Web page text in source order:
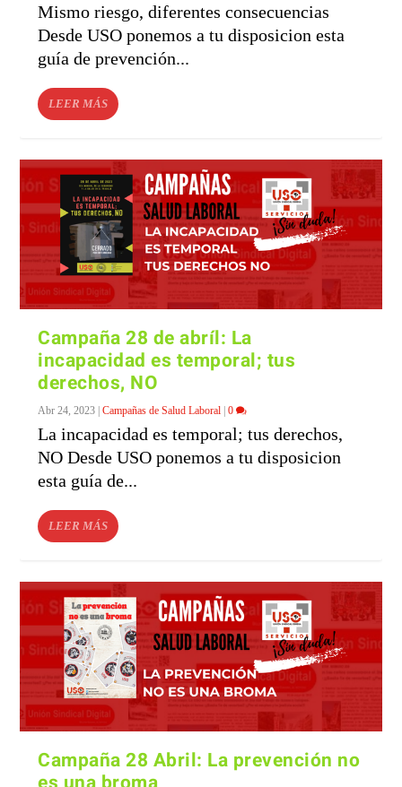
Mismo riesgo, diferentes consecuencias
Desde USO ponemos a tu disposicion esta
guía de prevención...
LEER MÁS
Campaña 28 de abríl: La
incapacidad es temporal; tus
derechos, NO
Abr 24, 2023 |Campañas de Salud Laboral |0
La incapacidad es temporal; tus derechos,
NO Desde USO ponemos a tu disposicion
esta guía de...
LEER MÁS
Campaña 28 Abril: La prevención no